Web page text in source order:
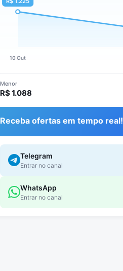
Menor
R$ 1.088
Receba ofertas em tempo real!
Telegram
Entrar no canal
WhatsApp
Entrar no canal